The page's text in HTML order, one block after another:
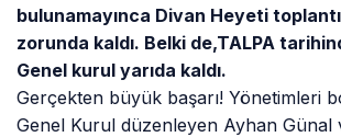
bulunamayınca Divan Heyeti
zorunda kaldı. Belki de,TALPA
Genel kurul yarıda kaldı.
Gerçekten büyük başarı! Yönetimleri
Genel Kurul düzenleyen Ayhan Günal